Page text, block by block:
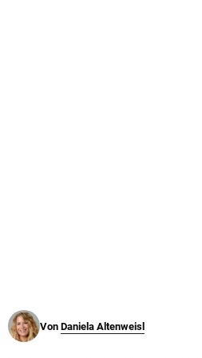
Von Daniela Altenweisl